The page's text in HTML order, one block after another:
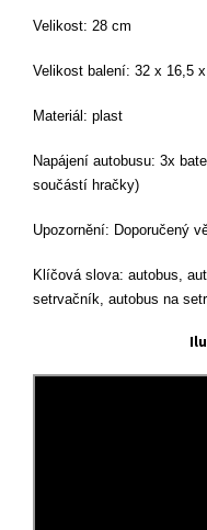
Velikost: 28 cm
Velikost balení: 32 x 16,5
Materiál: plast
Napájení autobusu: 3x
součástí hračky)
Upozornění: Doporučený
Klíčová slova: autobus,
setrvačník, autobus na